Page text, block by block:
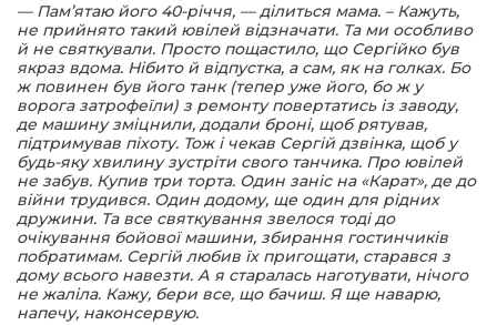
— Пам’ятаю його 40-річчя, — ділиться мама. – Кажуть,
не прийнято такий ювілей відзначати. Та ми особливо
й не святкували. Просто пощастило, що Сергійко був
якраз вдома. Нібито й відпустка, а сам, як на голках. Бо
ж повинен був його танк (тепер уже його, бо ж у
ворога затрофеїли) з ремонту повертатись із заводу,
де машину зміцнили, додали броні, щоб рятував,
підтримував піхоту. Тож і чекав Сергій дзвінка, щоб у
будь-яку хвилину зустріти свого танчика. Про ювілей
не забув. Купив три торта. Один заніс на «Карат», де до
війни трудився. Один додому, ще один для рідних
дружини. Та все святкування звелося тоді до
очікування бойової машини, збирання гостинчиків
побратимам. Сергій любив їх пригощати, старався з
дому всього навезти. А я старалась наготувати, нічого
не жаліла. Кажу, бери все, що бачиш. Я ще наварю,
напечу, наконсервую.